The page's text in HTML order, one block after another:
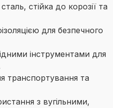
стійка до корозії та
для безпечного
інструментами для
транспортування та
з вугільними,